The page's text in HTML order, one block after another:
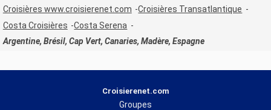
Croisières www.croisierenet.com
Croisières Transatlantique
Costa Croisières
Costa Serena
Argentine, Brésil, Cap Vert, Canaries, Madère, Espagne
Croisierenet.com
Groupes